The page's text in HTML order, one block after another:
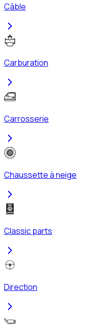
Câble
Carburation
Carrosserie
Chaussette à neige
Classic parts
Direction